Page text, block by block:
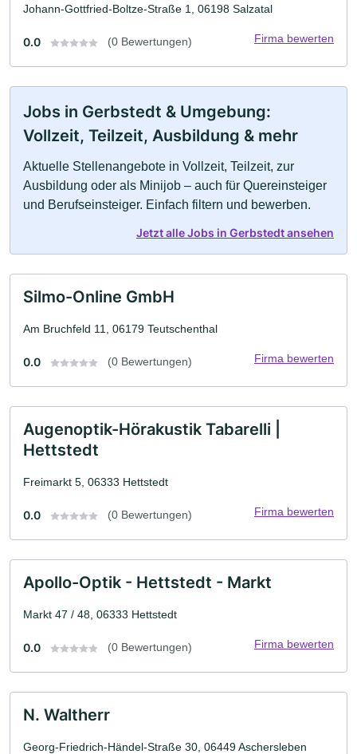
Johann-Gottfried-Boltze-Straße 1, 06198 Salzatal
0.0 (0 Bewertungen) Firma bewerten
Jobs in Gerbstedt & Umgebung:
Vollzeit, Teilzeit, Ausbildung & mehr
Aktuelle Stellenangebote in Vollzeit, Teilzeit, zur
Ausbildung oder als Minijob – auch für Quereinsteiger
und Berufseinsteiger. Einfach filtern und bewerben.
Jetzt alle Jobs in Gerbstedt ansehen
Silmo-Online GmbH
Am Bruchfeld 11, 06179 Teutschenthal
0.0 (0 Bewertungen) Firma bewerten
Augenoptik-Hörakustik Tabarelli |
Hettstedt
Freimarkt 5, 06333 Hettstedt
0.0 (0 Bewertungen) Firma bewerten
Apollo-Optik - Hettstedt - Markt
Markt 47 / 48, 06333 Hettstedt
0.0 (0 Bewertungen) Firma bewerten
N. Waltherr
Georg-Friedrich-Händel-Straße 30, 06449 Aschersleben